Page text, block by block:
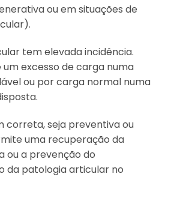
ou em situações de
tem elevada incidência.
excesso de carga numa
ou por carga normal numa
correta, seja preventiva ou
uma recuperação da
ou a prevenção do
da patologia articular no